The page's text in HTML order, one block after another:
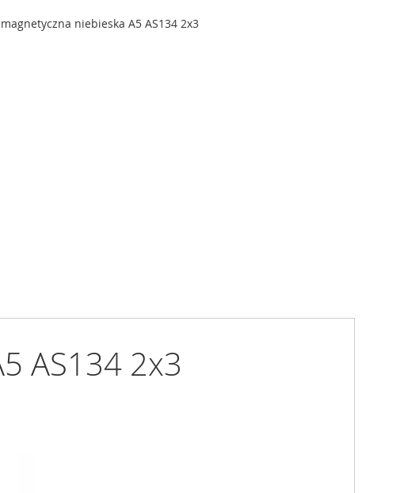
niebieska A5 AS134 2x3
AS134 2x3